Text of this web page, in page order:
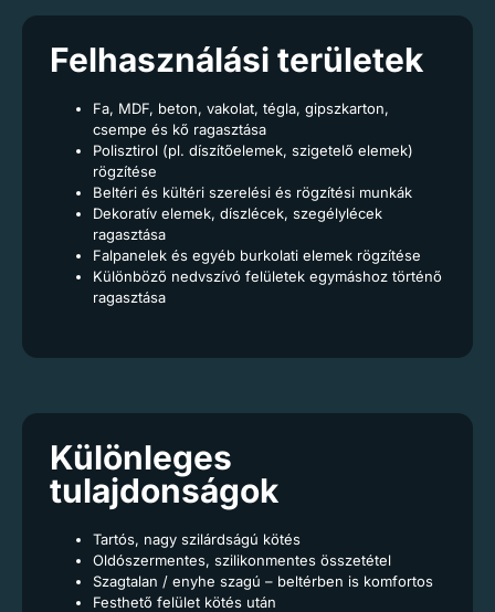
Felhasználási területek
Fa, MDF, beton, vakolat, tégla, gipszkarton,
csempe és kő ragasztása
Polisztirol (pl. díszítőelemek, szigetelő elemek)
rögzítése
Beltéri és kültéri szerelési és rögzítési munkák
Dekoratív elemek, díszlécek, szegélylécek
ragasztása
Falpanelek és egyéb burkolati elemek rögzítése
Különböző nedvszívó felületek egymáshoz történő
ragasztása
Különleges
tulajdonságok
Tartós, nagy szilárdságú kötés
Oldószermentes, szilikonmentes összetétel
Szagtalan / enyhe szagú – beltérben is komfortos
Festhető felület kötés után